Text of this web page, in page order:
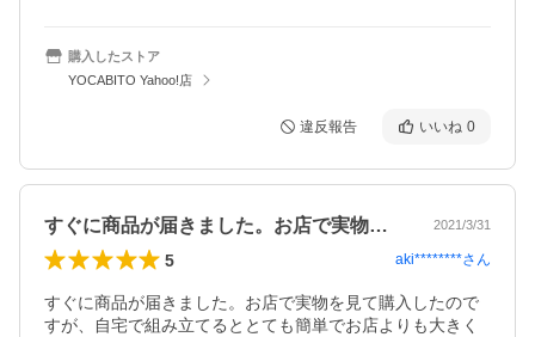
購入したストア
YOCABITO Yahoo!店
違反報告 いいね 0
すぐに商品が届きました。お店で実物を見… 2021/3/31
5 aki********さん
すぐに商品が届きました。お店で実物を見て購入したので
すが、自宅で組み立てるととても簡単でお店よりも大きく